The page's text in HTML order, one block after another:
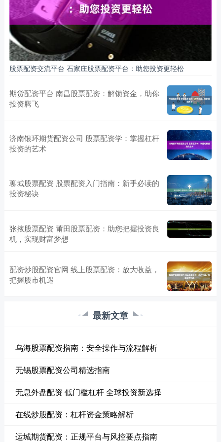
股票配资交流平台 石家庄股票配资平台：助您投资更轻松
期货配资平台 南昌股票配资：解锁资金，助你
投资腾飞
济南银环期货配资公司 股票配资学：掌握杠杆
投资的艺术
聊城股票配资 股票配资入门指南：新手必读的
投资秘诀
张掖股票配资 莆田股票配资：助您把握投资良
机，实现财富梦想
配资炒股配资官网 线上股票配资：放大收益，
把握股市机遇
最新文章
乌海股票配资指南：安全操作与流程解析
无锡股票配资公司精选指南
无息外盘配资 低门槛杠杆 全球投资新选择
在线炒股配资：杠杆资金策略解析
运城期货配资：正规平台与风控要点指南